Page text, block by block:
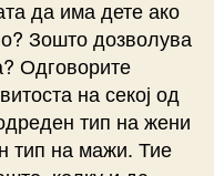
да има дете ако
Зошто дозволува
Одговорите
на секој од
тип на жени
тип на мажи. Тие